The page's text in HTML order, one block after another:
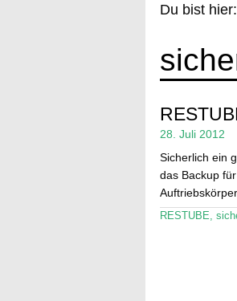
Du bist hier:
28. Juli 2012
Sicherlich ein
das Backup
RESTUBE,